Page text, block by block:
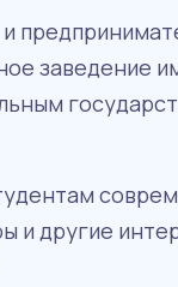
заведение
и другие